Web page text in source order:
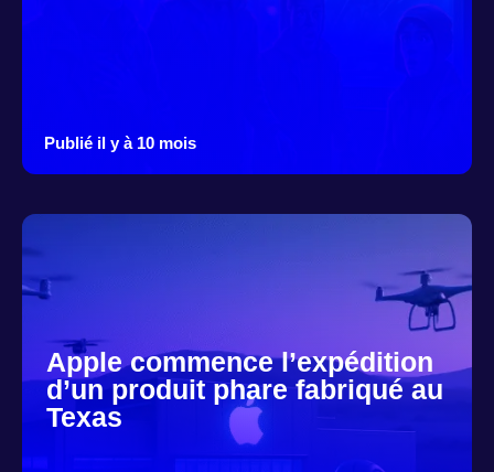
Publié il y à 10 mois
Apple commence l’expédition
d’un produit phare fabriqué au
Texas